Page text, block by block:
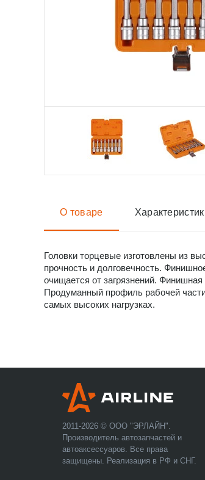
О товаре
Головки торцевые изготовлены из
прочность и долговечность.
очищается от загрязнений.
Продуманный профиль рабочей
самых высоких нагрузках.
2011-2026 © ООО "ЭРЛАЙН".
Производитель автозапчастей и
автоаксессуаров. Все права
защищены. Реализация в РФ и СНГ.